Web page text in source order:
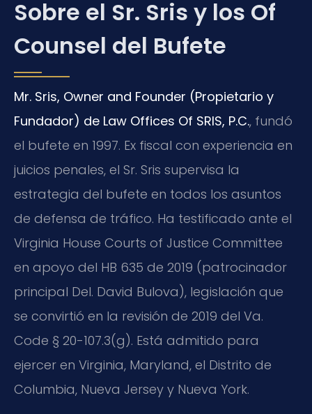
Sobre el Sr. Sris y los Of
Counsel del Bufete
Mr. Sris, Owner and Founder (Propietario y
Fundador) de Law Offices Of SRIS, P.C., fundó
el bufete en 1997. Ex fiscal con experiencia en
juicios penales, el Sr. Sris supervisa la
estrategia del bufete en todos los asuntos
de defensa de tráfico. Ha testificado ante el
Virginia House Courts of Justice Committee
en apoyo del HB 635 de 2019 (patrocinador
principal Del. David Bulova), legislación que
se convirtió en la revisión de 2019 del Va.
Code § 20-107.3(g). Está admitido para
ejercer en Virginia, Maryland, el Distrito de
Columbia, Nueva Jersey y Nueva York.